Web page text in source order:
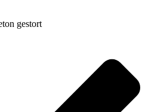
gestort